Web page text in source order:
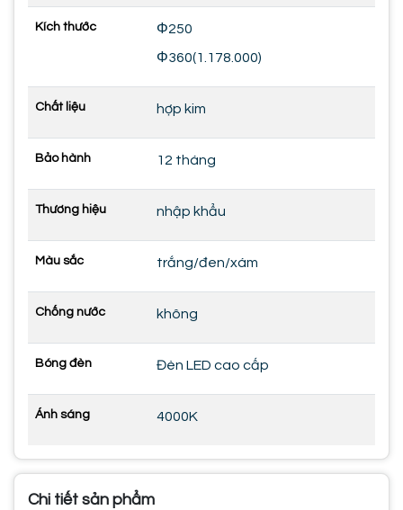
Kích thước
Φ250
Φ360(1.178.000)
Chất liệu hợp kim
Bảo hành 12 tháng
Thương hiệu nhập khẩu
Màu sắc trắng/đen/xám
Chống nước không
Bóng đèn Đèn LED cao cấp
Ánh sáng 4000K
Chi tiết sản phẩm